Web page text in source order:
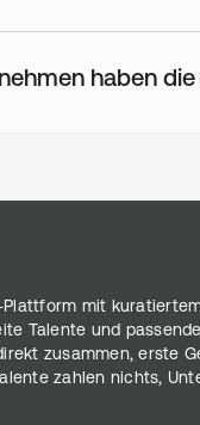
haben
mit
Talente und
zusammen, erste
zahlen nichts,